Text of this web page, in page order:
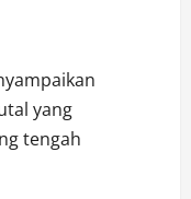
yang
tengah